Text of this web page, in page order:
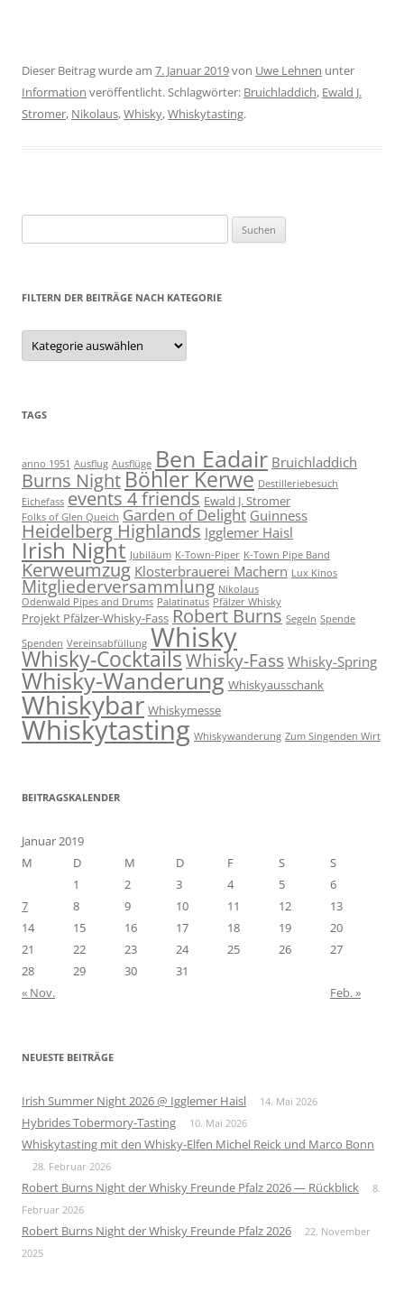
Dieser Beitrag wurde am 7. Januar 2019von Uwe Lehnen unter
Information veröffentlicht. Schlagwörter: Bruichladdich, Ewald J.
Stromer, Nikolaus,Whisky,Whiskytasting.
nach:
FILTERN DER BEITRÄGE NACH KATEGORIE
Filtern
der
Beiträge
TAGS
anno 1951 Ausflug Ausflüge Ben Eadair Bruichladdich
Burns Night Böhler Kerwe Destilleriebesuch
Eichefass events 4 friends Ewald J. Stromer
Folks of Glen Queich Garden of Delight Guinness
Heidelberg Highlands Igglemer Haisl
Irish Night Jubiläum K-Town-Piper K-Town Pipe Band
Kerweumzug Klosterbrauerei Machern Lux Kinos
Mitgliederversammlung Nikolaus
Odenwald Pipes and Drums Palatinatus Pfälzer Whisky
Projekt Pfälzer-Whisky-Fass Robert Burns Segeln Spende
Spenden Vereinsabfüllung Whisky
Whisky-CocktailsWhisky-Fass Whisky-Spring
Whisky-Wanderung Whiskyausschank
Whiskybar Whiskymesse
Whiskytasting Whiskywanderung Zum Singenden Wirt
BEITRAGSKALENDER
Januar 2019
M
D M D F S
S
1
2 3 4 5
6
7
8 9 10 11 12
13
14
15 16 17 18 19
20
21
22 23 24 25 26
27
28
29 30
31
« Nov.
Feb. »
NEUESTE BEITRÄGE
Irish Summer Night 2026 @ Igglemer Haisl 14. Mai 2026
Hybrides Tobermory-Tasting 10. Mai 2026
Whiskytasting mit den Whisky-Elfen Michel Reick und Marco Bonn
28. Februar 2026
Robert Burns Night der Whisky Freunde Pfalz 2026 — Rückblick
8.
Februar 2026
Robert Burns Night der Whisky Freunde Pfalz 2026
22. November
2025